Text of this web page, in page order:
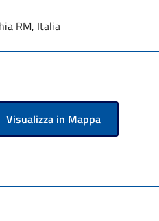
RM, Italia
Visualizza in Mappa